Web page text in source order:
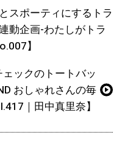
スポーティにするトラ
動企画-わたしがトラ
】
ックのトートバッ
おしゃれさんの毎
｜田中真里奈】